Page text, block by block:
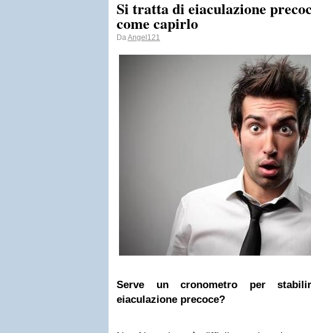
Si tratta di eiaculazione
come capirlo
DaAngel121
Serve un cronometro per
eiaculazione precoce?